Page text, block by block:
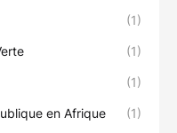
(1)
(1)
(1)
en Afrique (1)